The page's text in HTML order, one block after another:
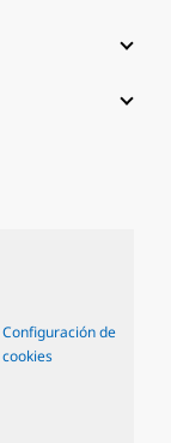
Configuración de
cookies